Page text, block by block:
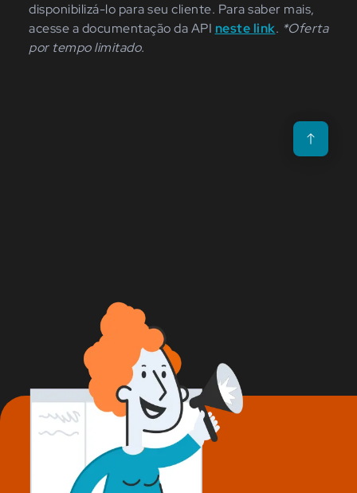
disponibilizá-lo para seu cliente. Para saber mais,
acesse a documentação da API neste link. *Oferta
por tempo limitado.
Voltar para o